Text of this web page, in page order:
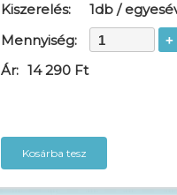
Kiszerelés:
1db /
Mennyiség:
Ár: 14 290 Ft
Kosárba tesz